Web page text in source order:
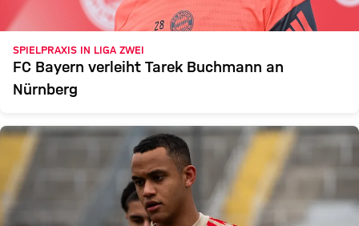
SPIELPRAXIS IN LIGA ZWEI
FC Bayern verleiht Tarek Buchmann an
Nürnberg